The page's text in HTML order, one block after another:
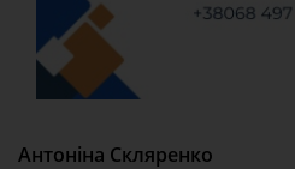
Антоніна Скляренко